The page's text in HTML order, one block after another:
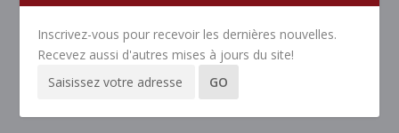
Inscrivez-vous pour recevoir les dernières nouvelles.
Recevez aussi d'autres mises à jours du site!